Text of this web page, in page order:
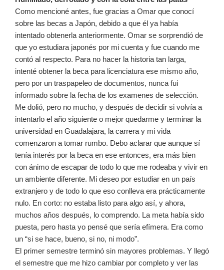
Como mencioné antes, fue gracias a Omar que conocí
sobre las becas a Japón, debido a que él ya había
intentado obtenerla anteriormente. Omar se sorprendió de
que yo estudiara japonés por mi cuenta y fue cuando me
contó al respecto. Para no hacer la historia tan larga,
intenté obtener la beca para licenciatura ese mismo año,
pero por un traspapeleo de documentos, nunca fui
informado sobre la fecha de los examenes de selección.
Me dolió, pero no mucho, y después de decidir si volvía a
intentarlo el año siguiente o mejor quedarme y terminar la
universidad en Guadalajara, la carrera y mi vida
comenzaron a tomar rumbo. Debo aclarar que aunque sí
tenía interés por la beca en ese entonces, era más bien
con ánimo de escapar de todo lo que me rodeaba y vivir en
un ambiente diferente. Mi deseo por estudiar en un país
extranjero y de todo lo que eso conlleva era prácticamente
nulo. En corto: no estaba listo para algo así, y ahora,
muchos años después, lo comprendo. La meta había sido
puesta, pero hasta yo pensé que sería efímera. Era como
un “si se hace, bueno, si no, ni modo”.
El primer semestre terminó sin mayores problemas. Y llegó
el semestre que me hizo cambiar por completo y ver las